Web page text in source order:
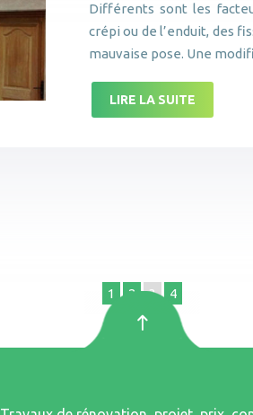
Différents sont les
crépi ou de l’enduit, des
mauvaise pose. Une
LIRE LA SUITE
1 2 3 4